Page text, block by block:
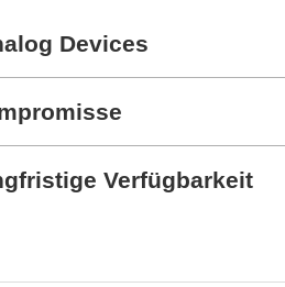
Devices
Verfügbarkeit